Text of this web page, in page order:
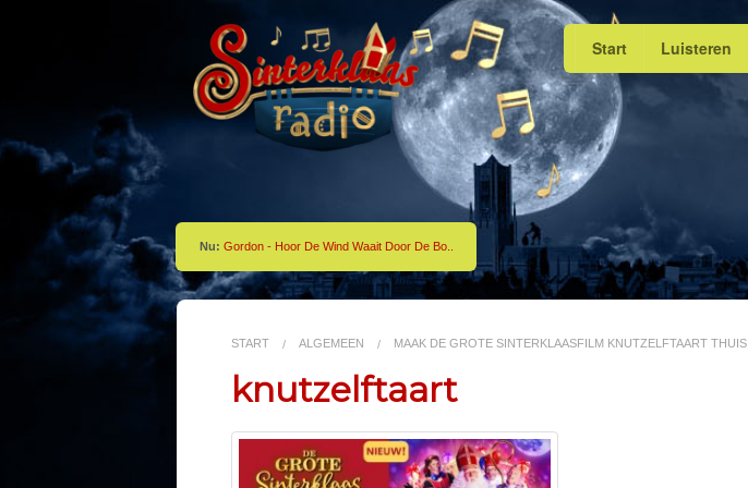
Start Luisteren
Nu: Gordon - Hoor De Wind Waait Door De Bo..
START ALGEMEEN MAAK DE GROTE SINTERKLAASFILM KNUTZELFTAART THUIS
knutzelftaart